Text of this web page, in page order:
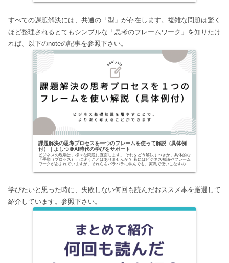
すべての課題解決には、共通の「型」が存在します。複雑な問題は驚く
ほど整理されるとてもシンプルな「思考のフレームワーク」を知りたけ
れば、以下のnoteの記事を参照下さい。
課題解決の思考プロセスを一つのフレームを使って解説（具体例
付）｜よしつ＠AI時代の学びをサポート
ビジネスの現場は、様々な問題に直面します。 それをどう解決すべきか、具体的な
「手順（プロセス）」に迷うことはありませんか？ 巷にはビジネス知識やフレーム
ワークがあふれていますが、それらをバラバラに学んでも、実戦で使いこなすのは
学びたいと思った時に、失敗しない何回も読んだおススメ本を厳選して
紹介しています。参照下さい。